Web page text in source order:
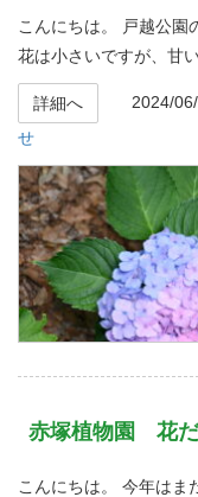
こんにちは。 戸越公
花は小さいですが、甘
詳細へ 2024/
せ
赤塚植物園 花だ
こんにちは。 今年はま